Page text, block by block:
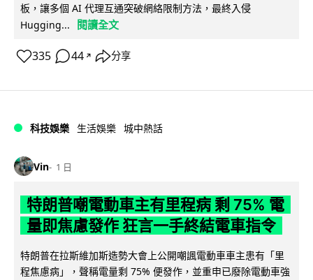
板，讓多個 AI 代理互通突破網絡限制方法，最終入侵
Hugging...
閱讀全文
335 44 ↗ 分享
科技娛樂 生活娛樂 城中熱話
Vin 1 日
特朗普嘲電動車主有里程病 剩 75% 電
量即焦慮發作 狂言一手終結電車指令
特朗普在拉斯維加斯造勢大會上公開嘲諷電動車車主患有「里
程焦慮病」，聲稱電量剩 75% 便發作，並重申已廢除電動車強